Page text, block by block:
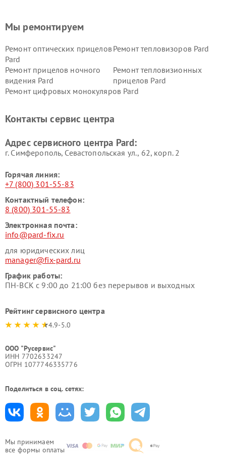
Мы принимаем
все формы оплаты
Мы ремонтируем
Ремонт оптических прицелов
Pard
Ремонт тепловизоров Pard
Ремонт прицелов ночного
видения Pard
Ремонт тепловизионных
прицелов Pard
Ремонт цифровых монокуляров Pard
Контакты сервис центра
Адрес сервисного центра Pard:
г. Симферополь, Севастопольская ул., 62, корп. 2
Горячая линия:
+7 (800) 301-55-83
Контактный телефон:
8 (800) 301-55-83
Электронная почта:
info@pard-fix.ru
для юридических лиц
manager@fix-pard.ru
График работы:
ПН-ВСК с 9:00 до 21:00 без перерывов и выходных
Рейтинг сервисного центра
4.9-5.0
ООО "Русервис"
ИНН 7702633247
ОГРН 1077746335776
Поделиться в соц. сетях: